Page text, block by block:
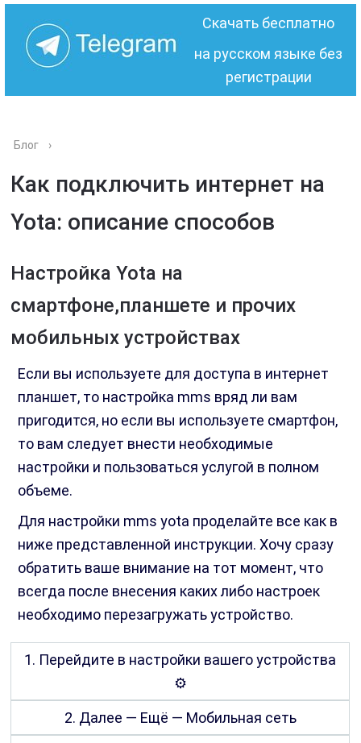
Скачать бесплатно
на русском языке без
регистрации
Блог ›
Как подключить интернет на
Yota: описание способов
Настройка Yota на
смартфоне,планшете и прочих
мобильных устройствах
Если вы используете для доступа в интернет
планшет, то настройка mms вряд ли вам
пригодится, но если вы используете смартфон,
то вам следует внести необходимые
настройки и пользоваться услугой в полном
объеме.
Для настройки mms yota проделайте все как в
ниже представленной инструкции. Хочу сразу
обратить ваше внимание на тот момент, что
всегда после внесения каких либо настроек
необходимо перезагружать устройство.
1. Перейдите в настройки вашего устройства
⚙
2. Далее — Ещё — Мобильная сеть